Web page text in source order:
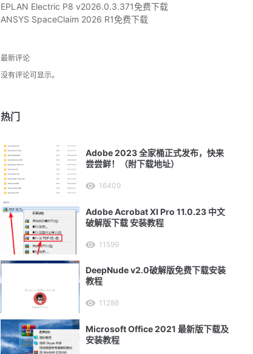
EPLAN Electric P8 v2026.0.3.371免费下载
ANSYS SpaceClaim 2026 R1免费下载
最新评论
没有评论可显示。
热门
Adobe 2023 全家桶正式发布，快来
尝尝鲜！（附下载地址）
16409
Adobe Acrobat XI Pro 11.0.23 中文
破解版下载 安装教程
11599
DeepNude v2.0破解版免费下载安装
教程
11288
Microsoft Office 2021 最新版下载及
安装教程